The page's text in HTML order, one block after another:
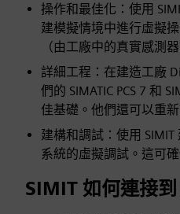
操作和最佳化：使用
建模擬情境中進行虛擬
（由工廠中的真實感測
詳細工程：在建造工廠
們的 SIMATIC PCS 7 和
佳基礎。他們還可以重
建構和調試：使用
系統的虛擬調試。這可
SIMIT 如何連接